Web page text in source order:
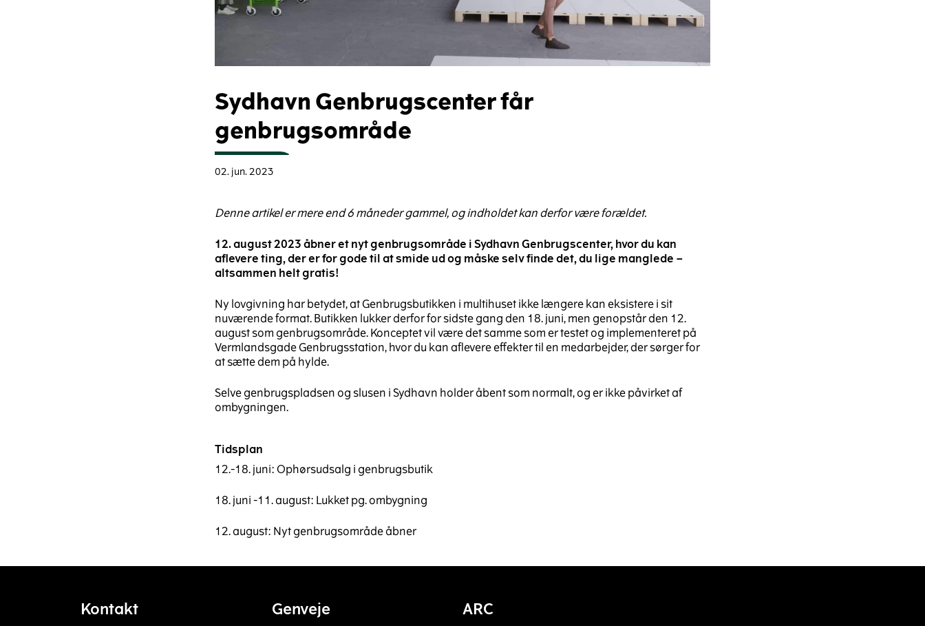
Sydhavn Genbrugscenter får
genbrugsområde
02. jun. 2023
Denne artikel er mere end 6 måneder gammel, og indholdet kan derfor være forældet.
12. august 2023 åbner et nyt genbrugsområde i Sydhavn Genbrugscenter, hvor du kan
aflevere ting, der er for gode til at smide ud og måske selv finde det, du lige manglede –
altsammen helt gratis!
Ny lovgivning har betydet, at Genbrugsbutikken i multihuset ikke længere kan eksistere i sit
nuværende format. Butikken lukker derfor for sidste gang den 18. juni, men genopstår den 12.
august som genbrugsområde. Konceptet vil være det samme som er testet og implementeret på
Vermlandsgade Genbrugsstation, hvor du kan aflevere effekter til en medarbejder, der sørger for
at sætte dem på hylde.
Selve genbrugspladsen og slusen i Sydhavn holder åbent som normalt, og er ikke påvirket af
ombygningen.
Tidsplan
12.-18. juni: Ophørsudsalg i genbrugsbutik
18. juni -11. august: Lukket pg. ombygning
12. august: Nyt genbrugsområde åbner
Kontakt Genveje ARC